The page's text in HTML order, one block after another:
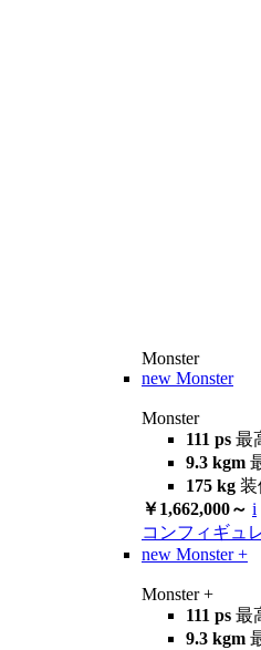
Monster
new Monster
Monster
111 ps 最
9.3 kgm
175 kg 装
￥1,662,000～ i
コンフィギュ
new Monster +
Monster +
111 ps 最
9.3 kgm